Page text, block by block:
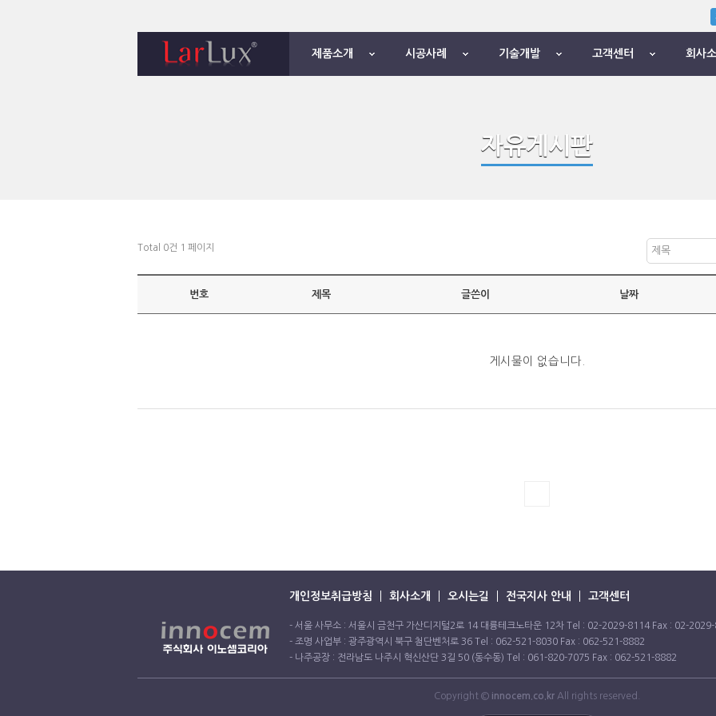
제품소개 시공사례 기술개발 고객센터 회사
자유게시판
Total 0건 1 페이지 제목
번호 제목 글쓴이 날짜
게시물이 없습니다.
개인정보취급방침 회사소개 오시는길 전국지사 안내 고객센터
- 서울 사무소 : 서울시 금천구 가산디지털2로 14 대륭테크노타운 12차 Tel : 02-2029-8114 Fax : 02-2029-
- 조명 사업부 : 광주광역시 북구 첨단벤처로 36 Tel : 062-521-8030 Fax : 062-521-8882
- 나주공장 : 전라남도 나주시 혁신산단 3길 50 (동수동) Tel : 061-820-7075 Fax : 062-521-8882
Copyright © innocem.co.krAll rights reserved.